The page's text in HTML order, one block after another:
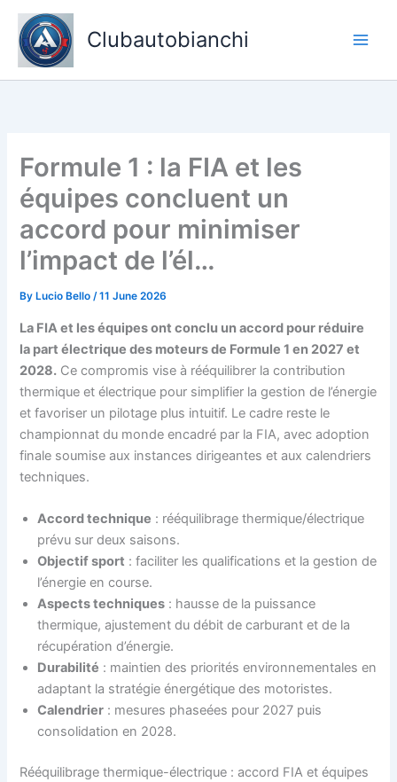
Skip
content
Clubautobianchi
Formule 1 : la FIA et les
équipes concluent un
accord pour minimiser
l’impact de l’él…
By Lucio Bello/11 June 2026
La FIA et les équipes ont conclu un accord pour réduire
la part électrique des moteurs de Formule 1 en 2027 et
2028. Ce compromis vise à rééquilibrer la contribution
thermique et électrique pour simplifier la gestion de l’énergie
et favoriser un pilotage plus intuitif. Le cadre reste le
championnat du monde encadré par la FIA, avec adoption
finale soumise aux instances dirigeantes et aux calendriers
techniques.
Accord technique : rééquilibrage thermique/électrique
prévu sur deux saisons.
Objectif sport : faciliter les qualifications et la gestion de
l’énergie en course.
Aspects techniques : hausse de la puissance
thermique, ajustement du débit de carburant et de la
récupération d’énergie.
Durabilité : maintien des priorités environnementales en
adaptant la stratégie énergétique des motoristes.
Calendrier : mesures phaseées pour 2027 puis
consolidation en 2028.
Rééquilibrage thermique-électrique : accord FIA et équipes